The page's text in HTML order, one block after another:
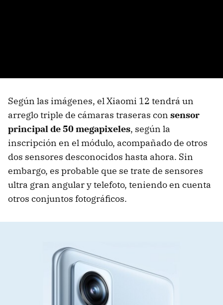
Según las imágenes, el Xiaomi 12 tendrá un
arreglo triple de cámaras traseras con sensor
principal de 50 megapixeles, según la
inscripción en el módulo, acompañado de otros
dos sensores desconocidos hasta ahora. Sin
embargo, es probable que se trate de sensores
ultra gran angular y telefoto, teniendo en cuenta
otros conjuntos fotográficos.